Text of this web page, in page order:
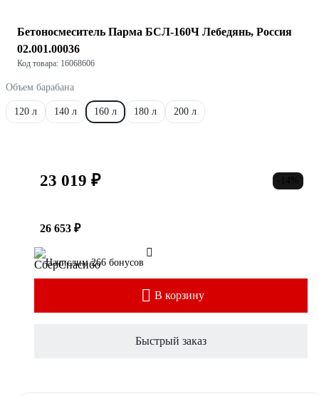
Бетоносмеситель Парма БСЛ-160Ч Лебедянь, Россия
02.001.00036
Код товара: 16068606
Объем барабана
120 л 140 л 160 л 180 л 200 л
23 019 ₽
26 653 ₽
Начислим 266 бонусов
В корзину
Быстрый заказ